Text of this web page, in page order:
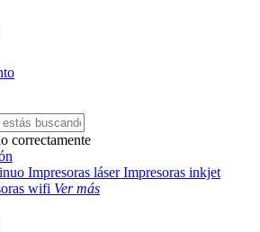
correctamente
Impresoras láserImpresoras inkjet
wifi Ver más